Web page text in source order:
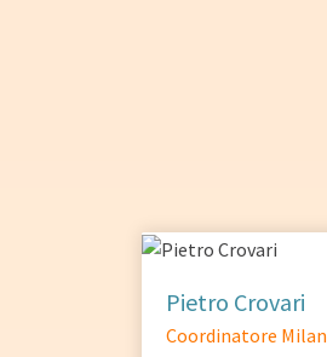
Pietro Crovari
Coordinatore